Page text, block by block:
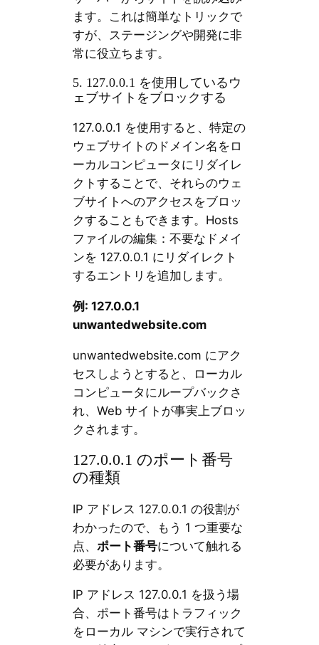
ます。これは簡単なトリックで
すが、ステージングや開発に非
常に役立ちます。
5. 127.0.0.1 を使用しているウ
ェブサイトをブロックする
127.0.0.1 を使用すると、特定の
ウェブサイトのドメイン名をロ
ーカルコンピュータにリダイレ
クトすることで、それらのウェ
ブサイトへのアクセスをブロッ
クすることもできます。Hosts
ファイルの編集：不要なドメイ
ンを 127.0.0.1 にリダイレクト
するエントリを追加します。
例: 127.0.0.1
unwantedwebsite.com
unwantedwebsite.com にアク
セスしようとすると、ローカル
コンピュータにループバックさ
れ、Web サイトが事実上ブロッ
クされます。
127.0.0.1 のポート番号
の種類
IP アドレス 127.0.0.1 の役割が
わかったので、もう 1 つ重要な
点、 ポート番号について触れる
必要があります。
IP アドレス 127.0.0.1 を扱う場
合、ポート番号はトラフィック
をローカル マシンで実行されて